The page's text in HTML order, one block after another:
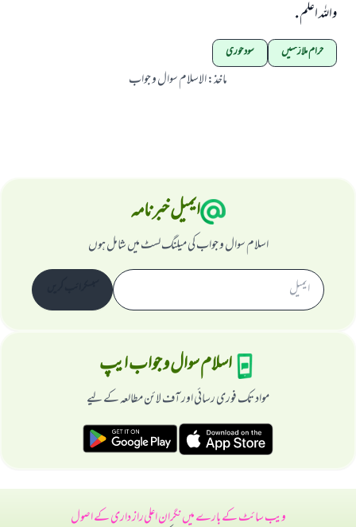
واللہ اعلم .
حرام ملازمتیں سود خوری
ماخذ:الاسلام سوال و جواب
ایمیل خبرنامہ
اسلام سوال و جواب کی میلنگ لسٹ میں شامل ہوں
اسلام سوال و جواب ایپ
مواد تک فوری رسائی اور آف لائن مطالعہ کے لیے
ویب سائٹ کے بارے میںنگران اعلیراز داری کے اصول